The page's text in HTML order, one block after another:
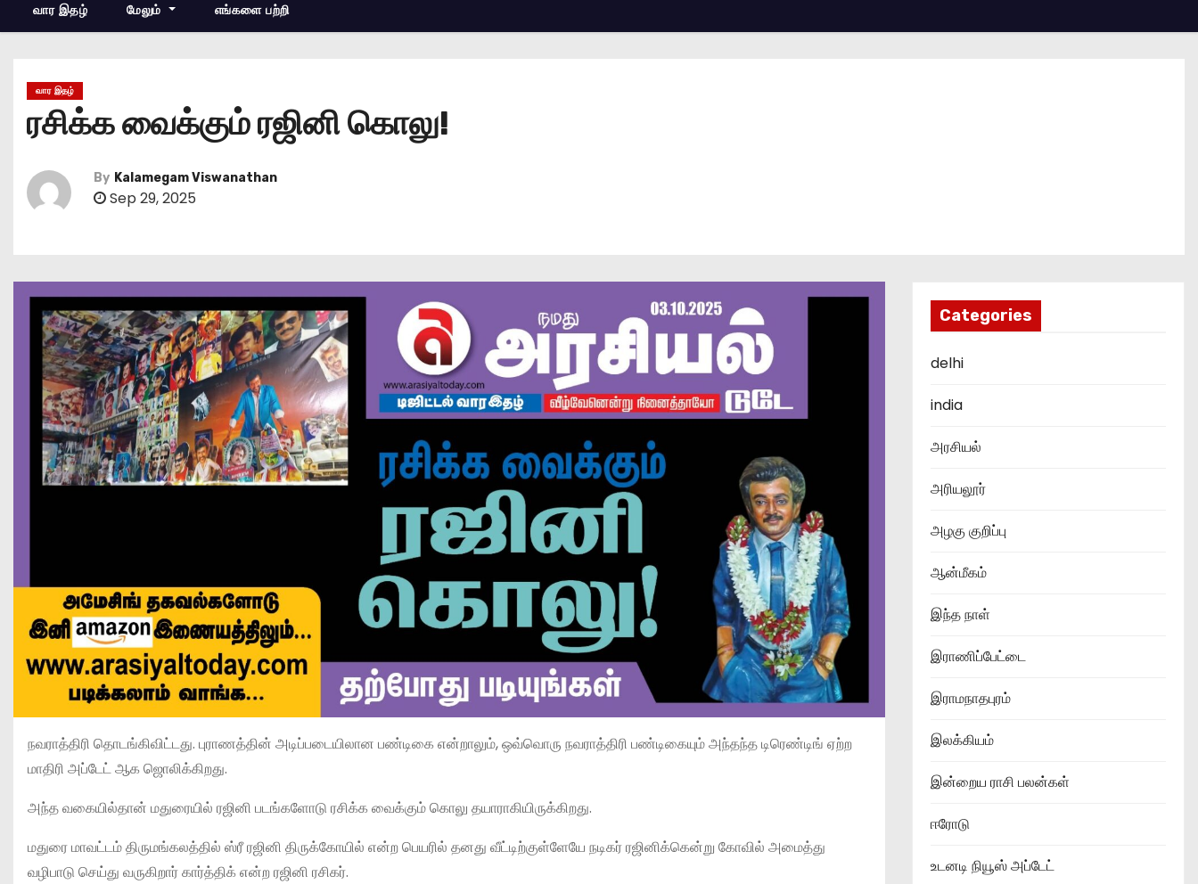
வார இதழ் மேலும் எங்களை பற்றி
வார இதழ்
ரசிக்க வைக்கும் ரஜினி கொலு!
By Kalamegam Viswanathan
Sep 29, 2025
நவராத்திரி தொடங்கிவிட்டது. புராணத்தின் அடிப்படையிலான பண்டிகை என்றாலும், ஒவ்வொரு நவராத்திரி பண்டிகையும் அந்தந்த டிரெண்டிங் ஏற்ற
மாதிரி அப்டேட் ஆக ஜொலிக்கிறது.
அந்த வகையில்தான் மதுரையில் ரஜினி படங்களோடு ரசிக்க வைக்கும் கொலு தயாராகியிருக்கிறது.
மதுரை மாவட்டம் திருமங்கலத்தில் ஸ்ரீ ரஜினி திருக்கோயில் என்ற பெயரில் தனது வீட்டிற்குள்ளேயே நடிகர் ரஜினிக்கென்று கோவில் அமைத்து
வழிபாடு செய்து வருகிறார் கார்த்திக் என்ற ரஜினி ரசிகர்.
Categories
delhi
india
அரசியல்
அரியலூர்
அழகு குறிப்பு
ஆன்மீகம்
இந்த நாள்
இராணிப்பேட்டை
இராமநாதபுரம்
இலக்கியம்
இன்றைய ராசி பலன்கள்
ஈரோடு
உடனடி நியூஸ் அப்டேட்